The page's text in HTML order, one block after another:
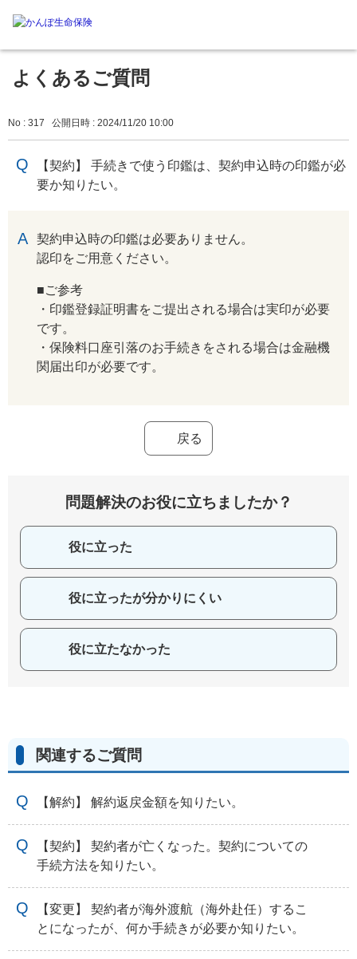
よくあるご質問
No : 317 公開日時 : 2024/11/20 10:00
【契約】 手続きで使う印鑑は、契約申込時の印鑑が必
要か知りたい。
契約申込時の印鑑は必要ありません。
認印をご用意ください。
■ご参考
・印鑑登録証明書をご提出される場合は実印が必要
です。
・保険料口座引落のお手続きをされる場合は金融機
関届出印が必要です。
戻る
問題解決のお役に立ちましたか？
役に立った
役に立ったが分かりにくい
役に立たなかった
関連するご質問
【解約】 解約返戻金額を知りたい。
【契約】 契約者が亡くなった。契約についての
手続方法を知りたい。
【変更】 契約者が海外渡航（海外赴任）するこ
とになったが、何か手続きが必要か知りたい。